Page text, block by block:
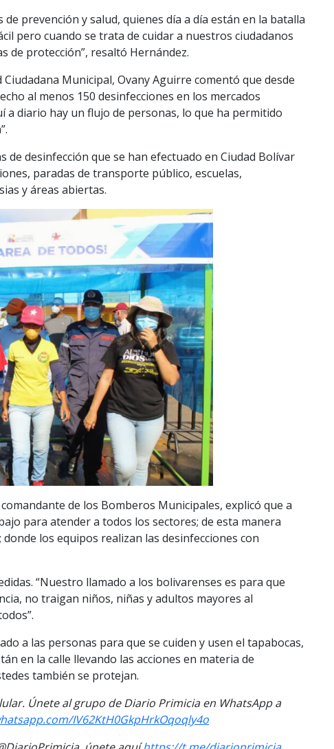
prevención y salud, quienes día a día están en la batalla
pero cuando se trata de cuidar a nuestros ciudadanos
de protección”, resaltó Hernández.
Municipal, Ovany Aguirre comentó que desde
al menos 150 desinfecciones en los mercados
a diario hay un flujo de personas, lo que ha permitido
de desinfección que se han efectuado en Ciudad Bolívar
paradas de transporte público, escuelas,
y áreas abiertas.
de los Bomberos Municipales, explicó que a
para atender a todos los sectores; de esta manera
los equipos realizan las desinfecciones con
“Nuestro llamado a los bolivarenses es para que
no traigan niños, niñas y adultos mayores al
a las personas para que se cuiden y usen el tapabocas,
en la calle llevando las acciones en materia de
también se protejan.
Únete al grupo de Diario Primicia en WhatsApp a
IV62KtH0GkpHrkOqoqly4o